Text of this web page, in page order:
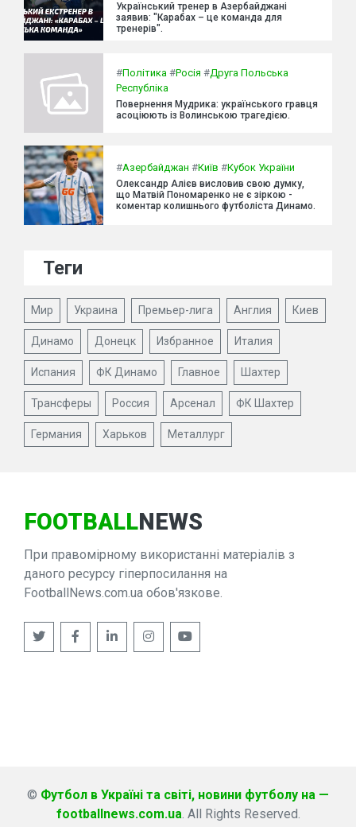
Український тренер в Азербайджані
заявив: "Карабах – це команда для
тренерів".
#Політика #Росія #Друга Польська
Республіка
Повернення Мудрика: українського гравця
асоціюють із Волинською трагедією.
#Азербайджан #Київ #Кубок України
Олександр Алієв висловив свою думку,
що Матвій Пономаренко не є зіркою -
коментар колишнього футболіста Динамо.
Теги
Мир Украина Премьер-лига Англия Киев
Динамо Донецк Избранное Италия
Испания ФК Динамо Главное Шахтер
Трансферы Россия Арсенал ФК Шахтер
Германия Харьков Металлург
FOOTBALLNEWS
При правомірному використанні матеріалів з
даного ресурсу гіперпосилання на
FootballNews.com.ua обов'язкове.
© Футбол в Україні та світі, новини футболу на —
footballnews.com.ua. All Rights Reserved.